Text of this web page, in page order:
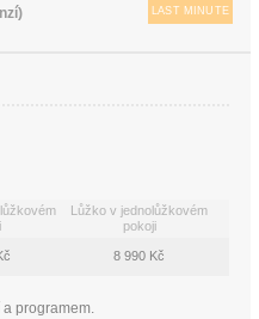
LAST MINUTE
Lůžko v jednolůžkovém
pokoji
8 990 Kč
programem.